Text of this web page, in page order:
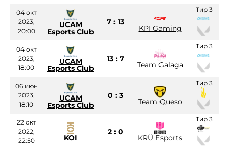
04 окт
2023,
20:00
UCAM
Esports Club
7 : 13
KPI Gaming
Тир 3
04 окт
2023,
18:00
UCAM
Esports Club
13 : 7
Team Galaga
Тир 3
06 июн
2023,
18:10
UCAM
Esports Club
0 : 3
Team Queso
Тир 3
22 окт
2022,
22:50
KOI
2 : 0
KRÜ Esports
Тир 3